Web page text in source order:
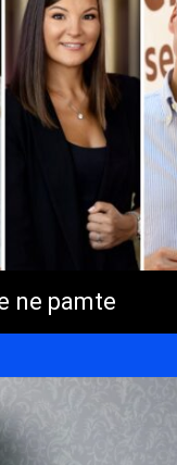
ne pamte